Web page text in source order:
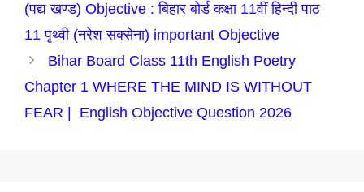
(पद्य खण्ड) Objective : बिहार बोर्ड कक्षा 11वीं हिन्दी पाठ
11 पृथ्वी (नरेश सक्सेना) important Objective
Bihar Board Class 11th English Poetry
Chapter 1 WHERE THE MIND IS WITHOUT
FEAR | English Objective Question 2026